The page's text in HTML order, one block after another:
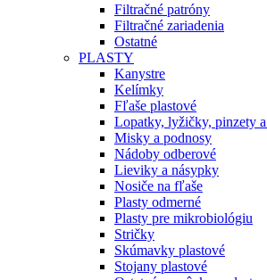
Filtračné patróny
Filtračné zariadenia
Ostatné
PLASTY
Kanystre
Kelímky
Fľaše plastové
Lopatky, lyžičky, pinzety a
Misky a podnosy
Nádoby odberové
Lieviky a násypky
Nosiče na fľaše
Plasty odmerné
Plasty pre mikrobiológiu
Stričky
Skúmavky plastové
Stojany plastové